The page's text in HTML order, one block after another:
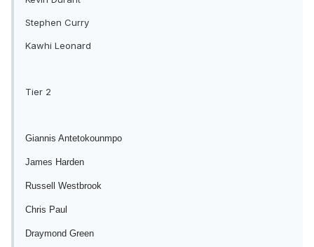
Stephen Curry
Kawhi Leonard
Tier 2
Giannis Antetokounmpo
James Harden
Russell Westbrook
Chris Paul
Draymond Green